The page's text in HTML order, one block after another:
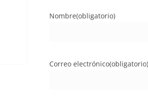
Nombre(obligatorio)
Correo electrónico(obligatorio)